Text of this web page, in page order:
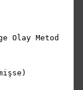
Olay